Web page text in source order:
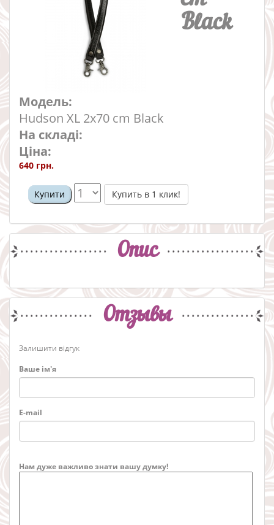
Black
Модель:
Hudson XL 2x70 cm Black
На складі:
Ціна:
640 грн.
Купити Купить в 1 клик!
Опис
Отзывы
Залишити відгук
Ваше ім'я
E-mail
Нам дуже важливо знати вашу думку!